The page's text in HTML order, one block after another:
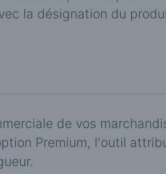
la désignation du
de vos
Premium, l'outil